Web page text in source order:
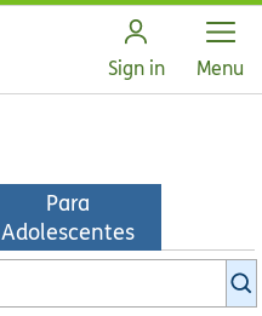
Sign in Open
Menu
Para
Adolescentes